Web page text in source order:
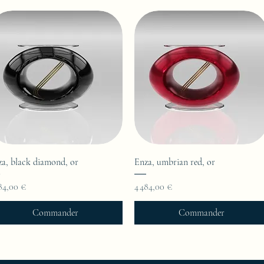
black diamond, or
€
Commander
Enza, umbrian red, or
Prix
4 484,00 €
Commander